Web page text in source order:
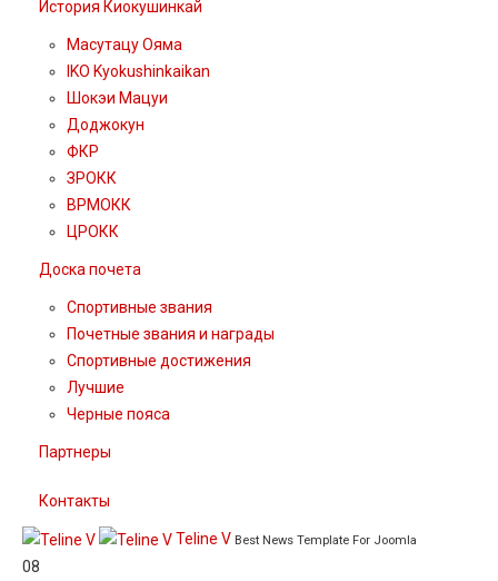
История Киокушинкай
Масутацу Ояма
IKO Kyokushinkaikan
Шокэи Мацуи
Доджокун
ФКР
ЗРОКК
ВРМОКК
ЦРОКК
Доска почета
Спортивные звания
Почетные звания и награды
Спортивные достижения
Лучшие
Черные пояса
Партнеры
Контакты
Teline V Best News Template For Joomla
08